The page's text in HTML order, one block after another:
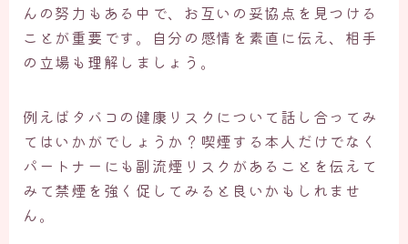
んの努力もある中で、お互いの妥協点を見つける
ことが重要です。自分の感情を素直に伝え、相手
の立場も理解しましょう。
例えばタバコの健康リスクについて話し合ってみ
てはいかがでしょうか？喫煙する本人だけでなく
パートナーにも副流煙リスクがあることを伝えて
みて禁煙を強く促してみると良いかもしれませ
ん。